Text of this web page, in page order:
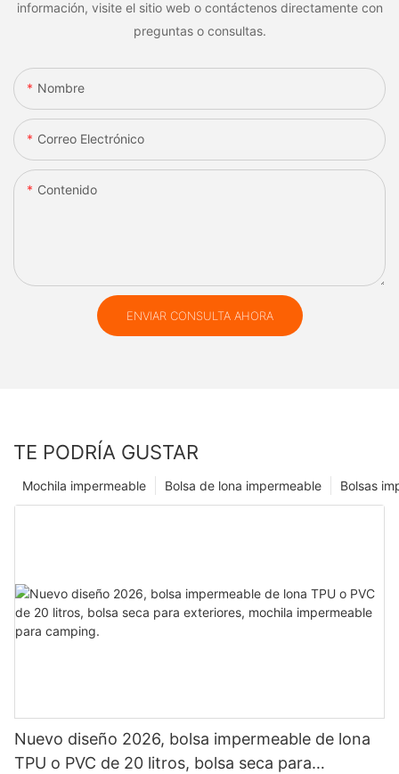
información, visite el sitio web o contáctenos directamente con
preguntas o consultas.
Nombre
Correo Electrónico
Contenido
ENVIAR CONSULTA AHORA
TE PODRÍA GUSTAR
Bolsas
Bolsa de lona impermeable
Mochila impermeable
Nuevo diseño 2026, bolsa impermeable de lona
TPU o PVC de 20 litros, bolsa seca para